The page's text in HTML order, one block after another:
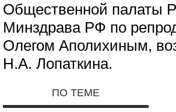
Общественной палаты
Минздрава РФ по
Олегом Аполихиным,
Н.А. Лопаткина.
ПО ТЕМЕ